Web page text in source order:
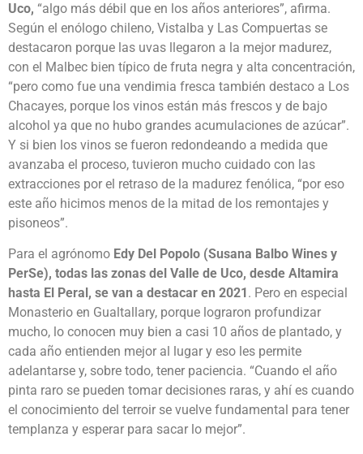
Uco, “algo más débil que en los años anteriores”, afirma.
Según el enólogo chileno, Vistalba y Las Compuertas se
destacaron porque las uvas llegaron a la mejor madurez,
con el Malbec bien típico de fruta negra y alta concentración,
“pero como fue una vendimia fresca también destaco a Los
Chacayes, porque los vinos están más frescos y de bajo
alcohol ya que no hubo grandes acumulaciones de azúcar”.
Y si bien los vinos se fueron redondeando a medida que
avanzaba el proceso, tuvieron mucho cuidado con las
extracciones por el retraso de la madurez fenólica, “por eso
este año hicimos menos de la mitad de los remontajes y
pisoneos”.
Para el agrónomo Edy Del Popolo (Susana Balbo Wines y
PerSe), todas las zonas del Valle de Uco, desde Altamira
hasta El Peral, se van a destacar en 2021 . Pero en especial
Monasterio en Gualtallary, porque lograron profundizar
mucho, lo conocen muy bien a casi 10 años de plantado, y
cada año entienden mejor al lugar y eso les permite
adelantarse y, sobre todo, tener paciencia. “Cuando el año
pinta raro se pueden tomar decisiones raras, y ahí es cuando
el conocimiento del terroir se vuelve fundamental para tener
templanza y esperar para sacar lo mejor”.